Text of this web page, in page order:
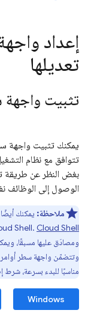
إعداد
تعديلها
تثبيت واجهة
يمكنك تثبيت واجهة
تتوافق مع نظام
بغض النظر عن طريقة
الوصول إلى الوظائف
ملاحظة: يمكنك
Shell. Cloud Shell
ومصادَق عليها مسبقًا،
وتتضمّن واجهة سطر أوامر
مناسبًا للبدء بسرعة،
Windows